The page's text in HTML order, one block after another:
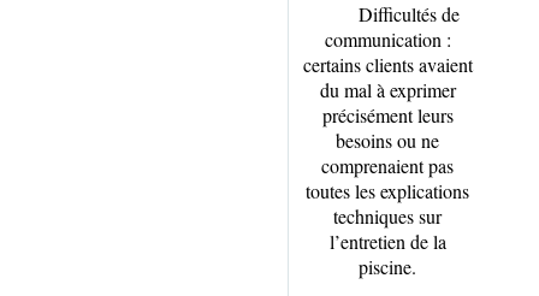
Difficultés de
communication :
certains clients avaient
du mal à exprimer
précisément leurs
besoins ou ne
comprenaient pas
toutes les explications
techniques sur
l’entretien de la
piscine.